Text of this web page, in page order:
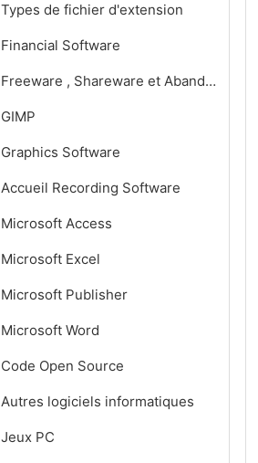
Types de fichier d'extension
Financial Software
Freeware , Shareware et Abandonware
GIMP
Graphics Software
Accueil Recording Software
Microsoft Access
Microsoft Excel
Microsoft Publisher
Microsoft Word
Code Open Source
Autres logiciels informatiques
Jeux PC